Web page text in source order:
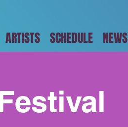
ARTISTS SCHEDULE NEWS